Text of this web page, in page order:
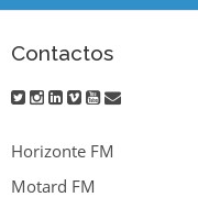
Contactos
twitter
instagram
linkedin
vimeoyoutube
email
Horizonte FM
Motard FM